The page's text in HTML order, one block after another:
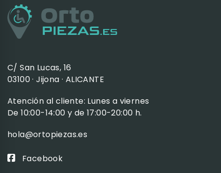
C/ San Lucas, 16
03100 · Jijona · ALICANTE
Atención al cliente: Lunes a viernes
De 10:00-14:00 y de 17:00-20:00 h.
hola@ortopiezas.es
Facebook